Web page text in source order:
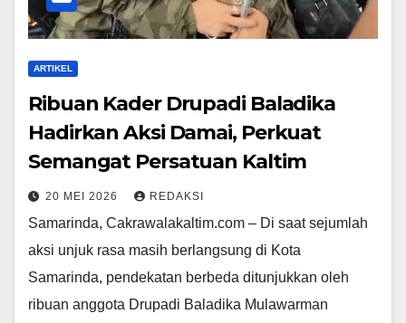
ARTIKEL
Ribuan Kader Drupadi Baladika
Hadirkan Aksi Damai, Perkuat
Semangat Persatuan Kaltim
20 MEI 2026 REDAKSI
Samarinda, Cakrawalakaltim.com – Di saat sejumlah
aksi unjuk rasa masih berlangsung di Kota
Samarinda, pendekatan berbeda ditunjukkan oleh
ribuan anggota Drupadi Baladika Mulawarman